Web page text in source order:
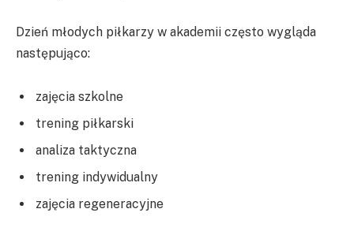
Dzień młodych piłkarzy w akademii często wygląda
następująco:
zajęcia szkolne
trening piłkarski
analiza taktyczna
trening indywidualny
zajęcia regeneracyjne